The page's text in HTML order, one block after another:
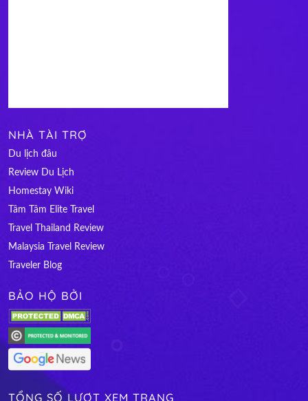
NHÀ TÀI TRỢ
Du lịch đâu
Review Du Lịch
Homestay Wiki
Tâm Tâm Elite Travel
Travel Thailand Review
Malaysia Travel Review
Traveler Blog
BẢO HỘ BỞI
TỔNG SỐ LƯỢT XEM TRANG